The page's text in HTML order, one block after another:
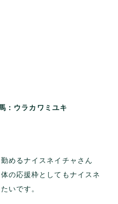
：ウラカワミユキ
めるナイスネイチャさん
の応援枠としてもナイスネ
いです。